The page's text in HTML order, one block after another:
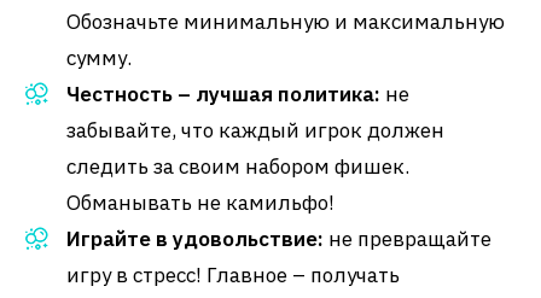
Обозначьте минимальную и максимальную
сумму.
Честность – лучшая политика: не
забывайте, что каждый игрок должен
следить за своим набором фишек.
Обманывать не камильфо!
Играйте в удовольствие: не превращайте
игру в стресс! Главное – получать